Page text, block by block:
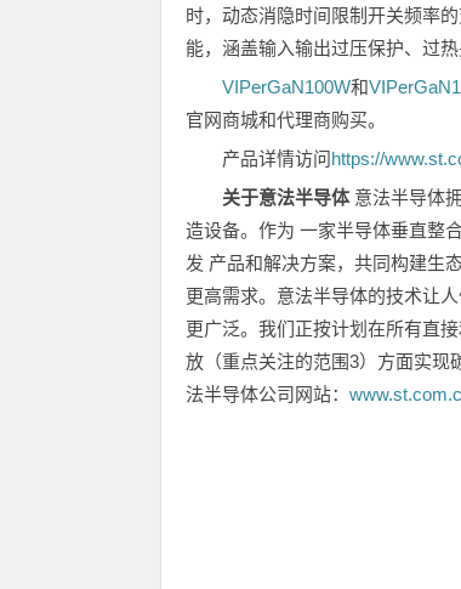
时，动态消隐时间限制开关频率
能，涵盖输入输出过压保护、过
VIPerGaN100W和
官网商城和代理商购买。
产品详情访问https://
关于意法半导体意法半导体
造设备。作为 一家半导体垂直整
发 产品和解决方案，共同构建生
更高需求。意法半导体的技术让
更广泛。我们正按计划在所有直
放（重点关注的范围3）方面实现
法半导体公司网站：